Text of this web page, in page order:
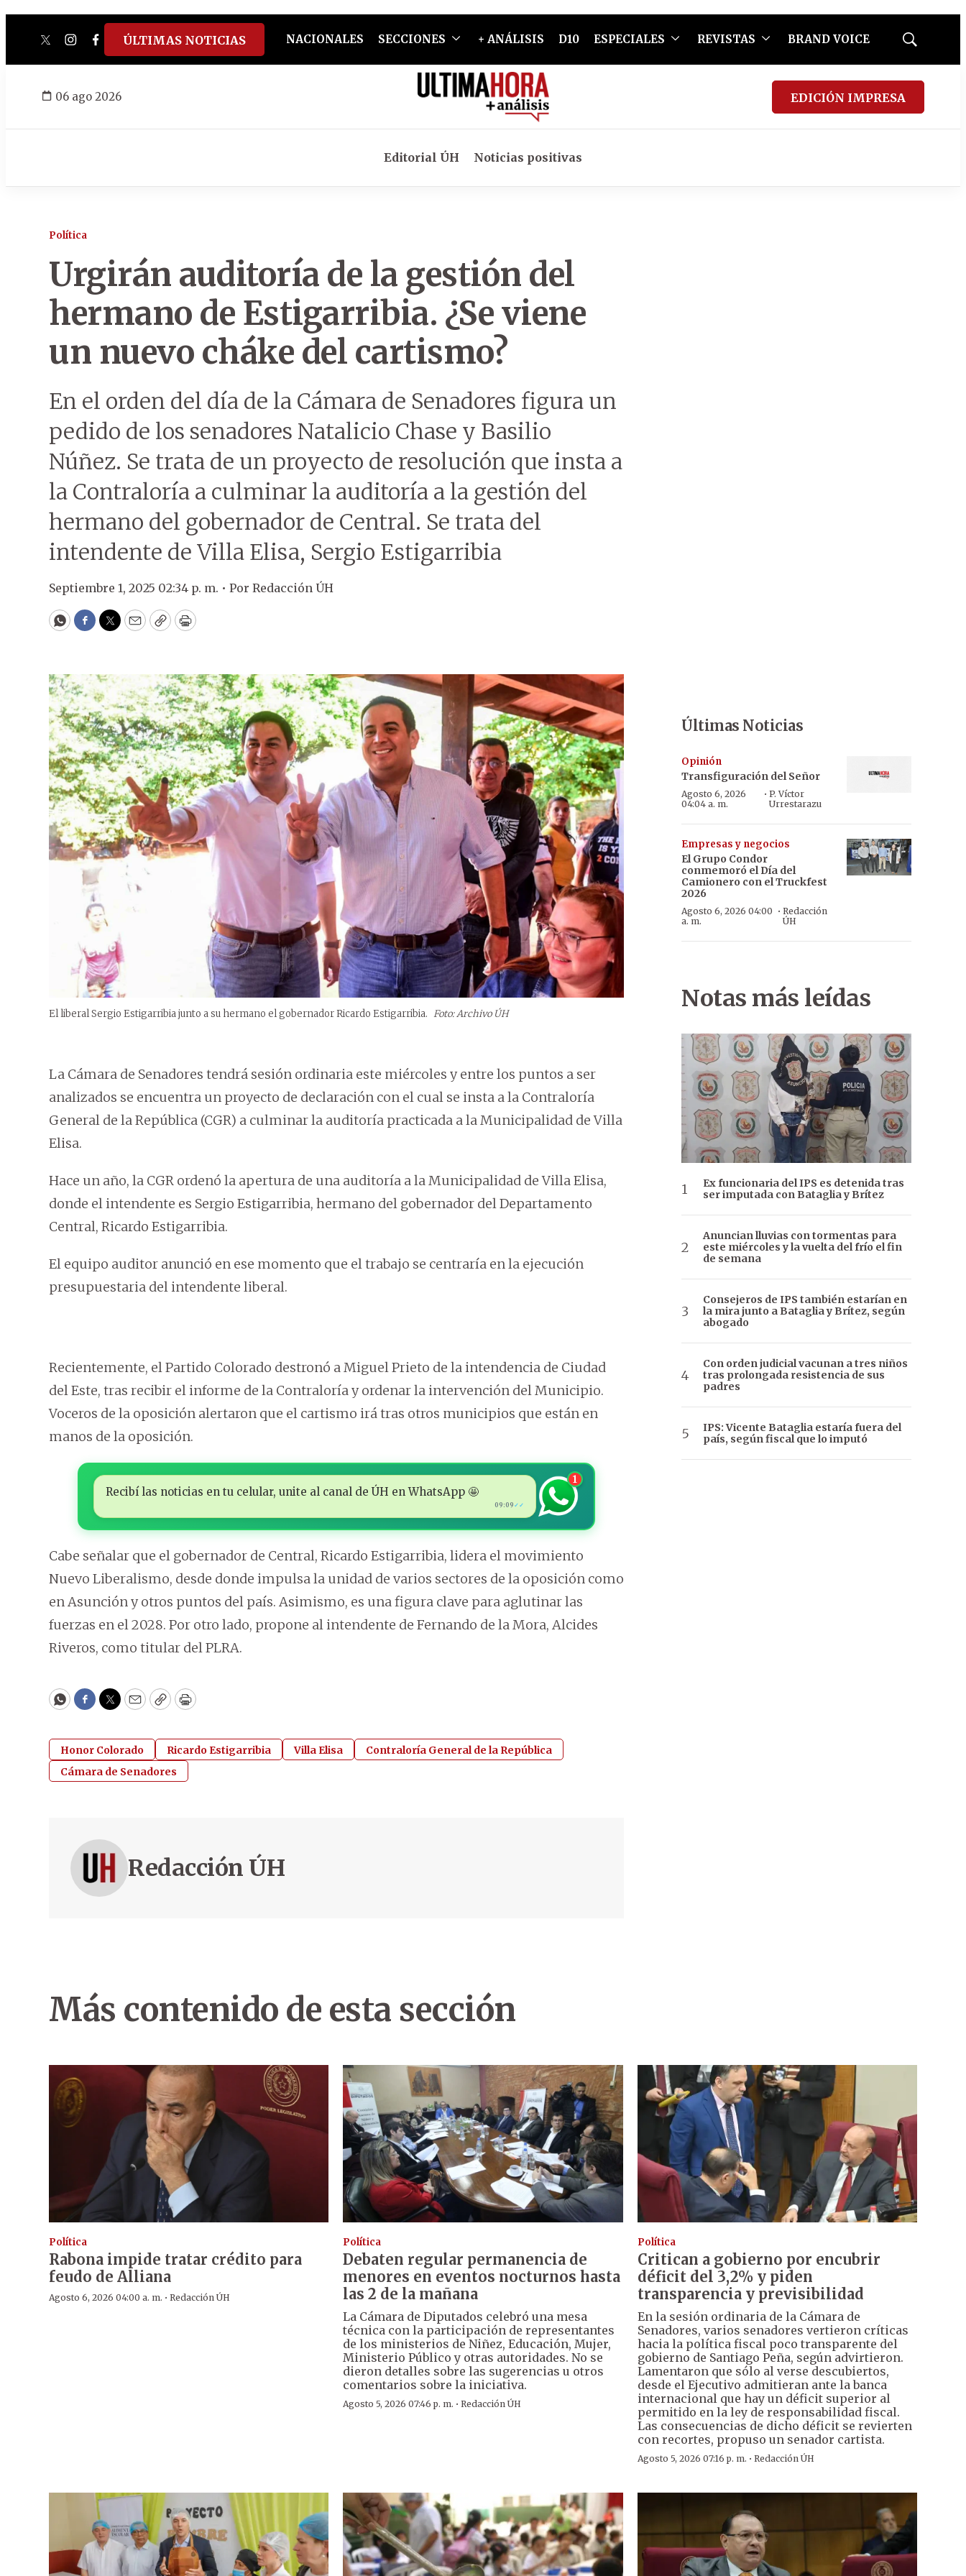
twitterinstagram
facebook
tiktokyoutube
spotify
ÚLTIMAS NOTICIAS NACIONALES SECCIONES + ANÁLISIS D10 ESPECIALES REVISTAS BRAND VOICE
Mostrar
06 ago 2026 EDICIÓN IMPRESA
Editorial ÚH Noticias positivas
Política
Urgirán auditoría de la gestión del
hermano de Estigarribia. ¿Se viene
un nuevo cháke del cartismo?
En el orden del día de la Cámara de Senadores figura un
pedido de los senadores Natalicio Chase y Basilio
Núñez. Se trata de un proyecto de resolución que insta a
la Contraloría a culminar la auditoría a la gestión del
hermano del gobernador de Central. Se trata del
intendente de Villa Elisa, Sergio Estigarribia
Septiembre 1, 2025 02:34 p. m. • Por Redacción ÚH
WhatsApp
Facebook
Twitter
EmailCopyPrint
El liberal Sergio Estigarribia junto a su hermano el gobernador Ricardo Estigarribia. Foto: Archivo ÚH
La Cámara de Senadores tendrá sesión ordinaria este miércoles y entre los puntos a ser
analizados se encuentra un proyecto de declaración con el cual se insta a la Contraloría
General de la República (CGR) a culminar la auditoría practicada a la Municipalidad de Villa
Elisa.
Hace un año, la CGR ordenó la apertura de una auditoría a la Municipalidad de Villa Elisa,
donde el intendente es Sergio Estigarribia, hermano del gobernador del Departamento
Central, Ricardo Estigarribia.
El equipo auditor anunció en ese momento que el trabajo se centraría en la ejecución
presupuestaria del intendente liberal.
Recientemente, el Partido Colorado destronó a Miguel Prieto de la intendencia de Ciudad
del Este, tras recibir el informe de la Contraloría y ordenar la intervención del Municipio.
Voceros de la oposición alertaron que el cartismo irá tras otros municipios que están en
manos de la oposición.
Recibí las noticias en tu celular, unite al canal de ÚH en WhatsApp 🤩
09:09 ✓✓
1
Cabe señalar que el gobernador de Central, Ricardo Estigarribia, lidera el movimiento
Nuevo Liberalismo, desde donde impulsa la unidad de varios sectores de la oposición como
en Asunción y otros puntos del país. Asimismo, es una figura clave para aglutinar las
fuerzas en el 2028. Por otro lado, propone al intendente de Fernando de la Mora, Alcides
Riveros, como titular del PLRA.
WhatsApp
Facebook
Twitter
EmailCopyPrint
Honor Colorado Ricardo Estigarribia Villa Elisa
Contraloría General de la República
Cámara de Senadores
Redacción ÚH
Últimas Noticias
Opinión
Transfiguración del Señor
Agosto 6, 2026
04:04 a. m.
· P. Víctor
Urrestarazu
Empresas y negocios
El Grupo Condor
conmemoró el Día del
Camionero con el Truckfest
2026
Agosto 6, 2026 04:00
a. m.
· Redacción
ÚH
Notas más leídas
Ex funcionaria del IPS es detenida tras
ser imputada con Bataglia y Brítez
Anuncian lluvias con tormentas para
este miércoles y la vuelta del frío el fin
de semana
Consejeros de IPS también estarían en
la mira junto a Bataglia y Brítez, según
abogado
Con orden judicial vacunan a tres niños
tras prolongada resistencia de sus
padres
IPS: Vicente Bataglia estaría fuera del
país, según fiscal que lo imputó
Más contenido de esta sección
Política
Rabona impide tratar crédito para
feudo de Alliana
Agosto 6, 2026 04:00 a. m. · Redacción ÚH
Política
Debaten regular permanencia de
menores en eventos nocturnos hasta
las 2 de la mañana
La Cámara de Diputados celebró una mesa
técnica con la participación de representantes
de los ministerios de Niñez, Educación, Mujer,
Ministerio Público y otras autoridades. No se
dieron detalles sobre las sugerencias u otros
comentarios sobre la iniciativa.
Agosto 5, 2026 07:46 p. m. ·Redacción ÚH
Política
Critican a gobierno por encubrir
déficit del 3,2% y piden
transparencia y previsibilidad
En la sesión ordinaria de la Cámara de
Senadores, varios senadores vertieron críticas
hacia la política fiscal poco transparente del
gobierno de Santiago Peña, según advirtieron.
Lamentaron que sólo al verse descubiertos,
desde el Ejecutivo admitieran ante la banca
internacional que hay un déficit superior al
permitido en la ley de responsabilidad fiscal.
Las consecuencias de dicho déficit se revierten
con recortes, propuso un senador cartista.
Agosto 5, 2026 07:16 p. m. · Redacción ÚH